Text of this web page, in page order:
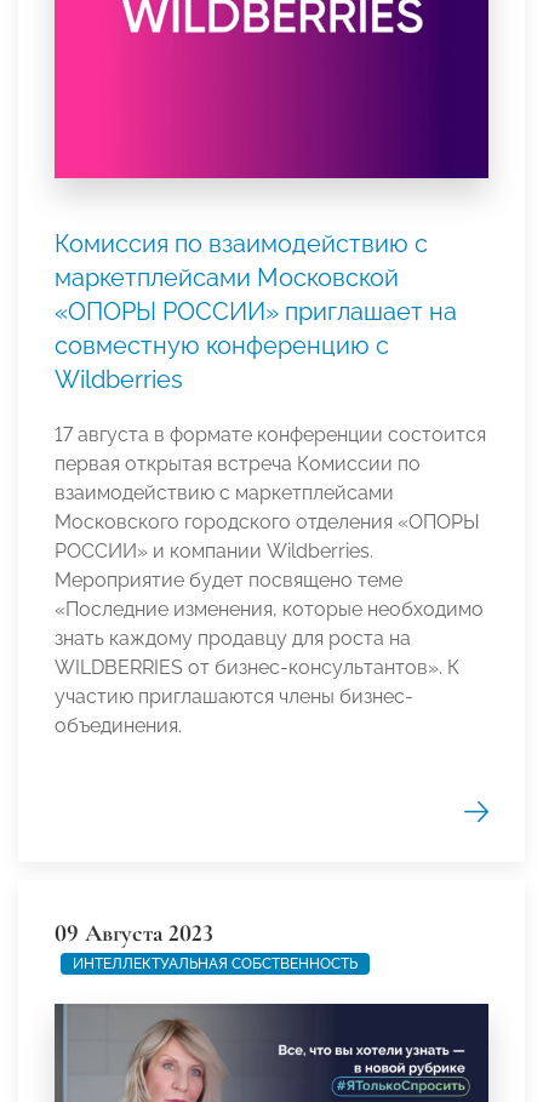
Комиссия по взаимодействию с
маркетплейсами Московской
«ОПОРЫ РОССИИ» приглашает на
совместную конференцию с
Wildberries
17 августа в формате конференции состоится
первая открытая встреча Комиссии по
взаимодействию с маркетплейсами
Московского городского отделения «ОПОРЫ
РОССИИ» и компании Wildberries.
Мероприятие будет посвящено теме
«Последние изменения, которые необходимо
знать каждому продавцу для роста на
WILDBERRIES от бизнес-консультантов». К
участию приглашаются члены бизнес-
объединения.
09 Августа 2023
ИНТЕЛЛЕКТУАЛЬНАЯ СОБСТВЕННОСТЬ